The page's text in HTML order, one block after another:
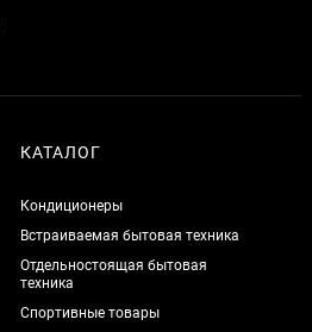
КАТАЛОГ
Кондиционеры
Встраиваемая бытовая техника
Отдельностоящая бытовая
техника
Спортивные товары